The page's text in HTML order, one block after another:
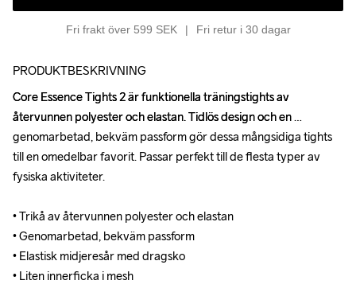
Fri frakt över 599 SEK Fri retur i 30 dagar
PRODUKTBESKRIVNING
Core Essence Tights 2 är funktionella träningstights av
återvunnen polyester och elastan. Tidlös design och en
genomarbetad, bekväm passform gör dessa mångsidiga tights
till en omedelbar favorit. Passar perfekt till de flesta typer av
fysiska aktiviteter.
• Trikå av återvunnen polyester och elastan
• Genomarbetad, bekväm passform
• Elastisk midjeresår med dragsko
• Liten innerficka i mesh
Core Essence Tights 2 är funktionella träningstights av
återvunnen polyester och elastan. Tidlös design och en
genomarbetad, bekväm passform gör dessa mångsidiga tights
till en omedelbar favorit. Passar perfekt till de flesta typer av
fysiska aktiviteter.
• Trikå av återvunnen polyester och elastan
• Genomarbetad, bekväm passform
• Elastisk midjeresår med dragsko
• Liten innerficka i mesh